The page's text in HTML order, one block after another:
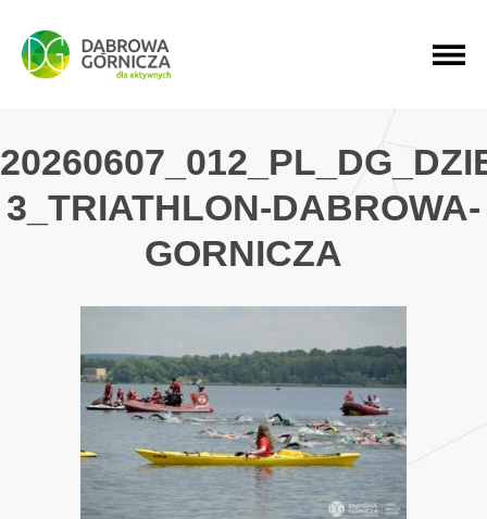
PRZEJDŹ DO MENU GŁÓWNEGO
PRZEJDŹ DO WYSZUKIWARKI
PRZEJDŹ DO TREŚCI
3_TRIATHLON-DABROWA-
GORNICZA